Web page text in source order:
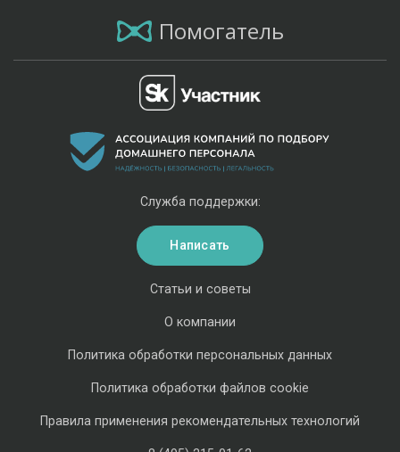
Помогатель
Статьи и советы
О компании
Политика обработки персональных данных
Политика обработки файлов cookie
Правила применения рекомендательных технологий
Служба поддержки:
Написать